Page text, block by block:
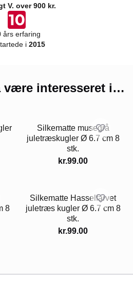
V. over 900 kr.
års erfaring
i 2015
være interesseret i…
Silkematte musegrå
juletræskugler Ø 6.7 cm 8
stk.
kr.99.00
8
Silkematte Hasselfarvet
juletræs kugler Ø 6.7 cm 8
stk.
kr.99.00